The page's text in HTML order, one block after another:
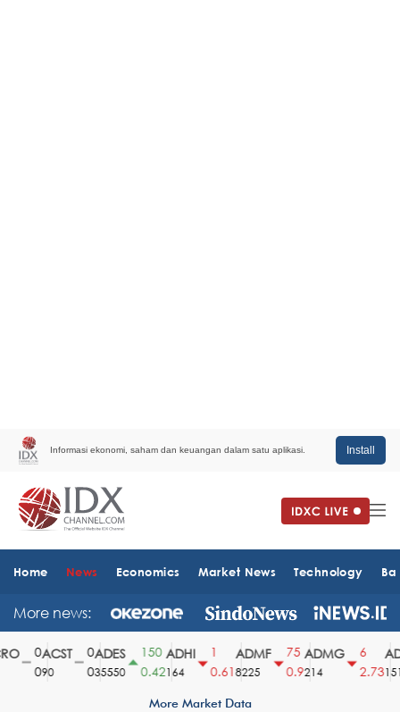
Informasi ekonomi, saham dan keuangan dalam satu aplikasi. Install
Home News Economics Market News Technology
More news:
ACST
90
ADES
35550
150
0.42
ADHI
164
0.61
ADMF
8225
75
0.9
ADMG
214
2.731510
More Market Data